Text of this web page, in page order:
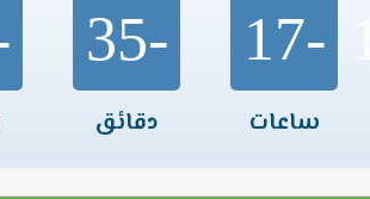
-17
ساعات
-35
دقائق